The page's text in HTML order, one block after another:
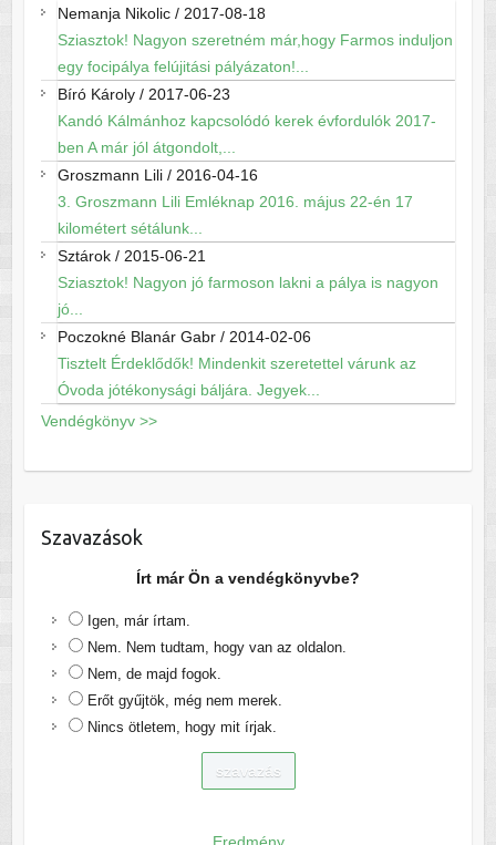
Nemanja Nikolic/ 2017-08-18
Sziasztok! Nagyon szeretném már,hogy Farmos induljon
egy focipálya felújitási pályázaton!...
Bíró Károly/ 2017-06-23
Kandó Kálmánhoz kapcsolódó kerek évfordulók 2017-
ben A már jól átgondolt,...
Groszmann Lili/ 2016-04-16
3. Groszmann Lili Emléknap 2016. május 22-én 17
kilométert sétálunk...
Sztárok/ 2015-06-21
Sziasztok! Nagyon jó farmoson lakni a pálya is nagyon
jó...
Poczokné Blanár Gabr/ 2014-02-06
Tisztelt Érdeklődők! Mindenkit szeretettel várunk az
Óvoda jótékonysági báljára. Jegyek...
Vendégkönyv >>
Szavazások
Írt már Ön a vendégkönyvbe?
Igen, már írtam.
Nem. Nem tudtam, hogy van az oldalon.
Nem, de majd fogok.
Erőt gyűjtök, még nem merek.
Nincs ötletem, hogy mit írjak.
Eredmény